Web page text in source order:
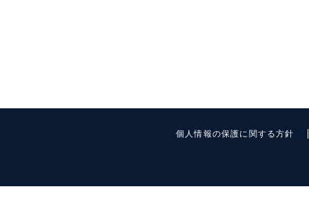
個人情報の保護に関する方針